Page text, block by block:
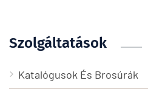
Szolgáltatások
Katalógusok És Brosúrák